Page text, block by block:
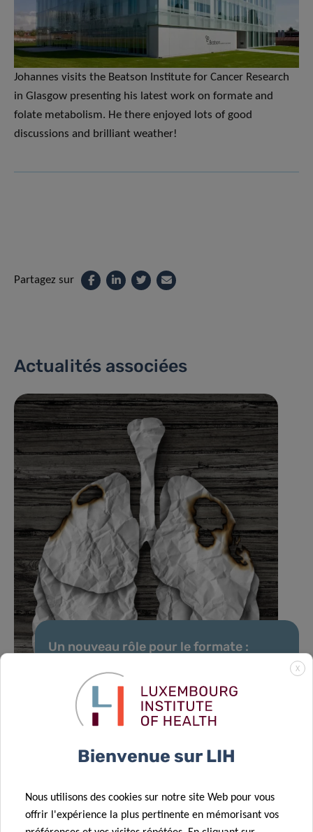
Johannes visits the Beatson Institute for Cancer Research
in Glasgow presenting his latest work on formate and
folate metabolism. He there enjoyed lots of good
discussions and brilliant weather!
Partagez sur
Actualités associées
Un nouveau rôle pour le formate :
cellules pulmonaires pour favoriser les
métastases
TOUTES LES ACTUALITÉS
X
Bienvenue sur LIH
Nous utilisons des cookies sur notre site Web pour vous
offrir l'expérience la plus pertinente en mémorisant vos